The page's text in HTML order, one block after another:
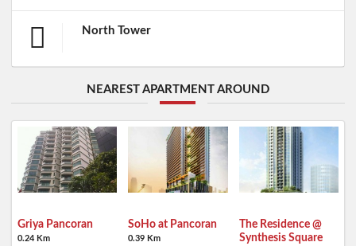
North Tower
NEAREST APARTMENT AROUND
Griya Pancoran
0.24 Km
SoHo at Pancoran
0.39 Km
The Residence @
Synthesis Square